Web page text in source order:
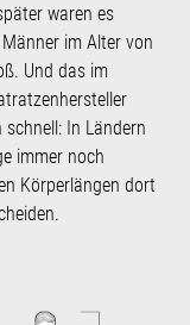
waren es
im Alter von
Und das im
In Ländern
immer noch
Körperlängen dort